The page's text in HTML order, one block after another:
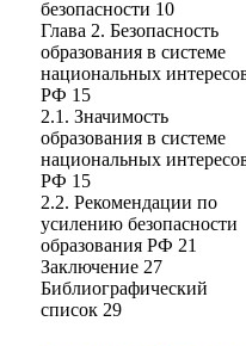
безопасности 10
Глава 2. Безопасность
образования в системе
национальных
РФ 15
2.1. Значимость
образования в системе
национальных
РФ 15
2.2. Рекомендации по
усилению безопасности
образования РФ 21
Заключение 27
Библиографический
список 29